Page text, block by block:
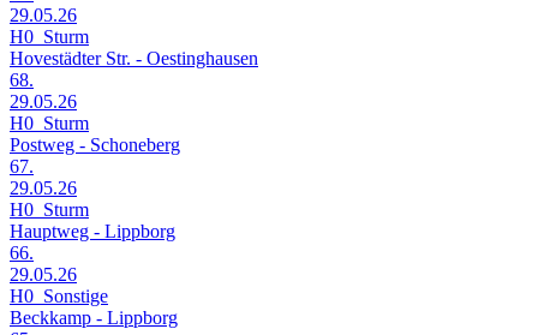
29.05.26
H0_Sturm
Hovestädter Str. - Oestinghausen
68.
29.05.26
H0_Sturm
Postweg - Schoneberg
67.
29.05.26
H0_Sturm
Hauptweg - Lippborg
66.
29.05.26
H0_Sonstige
Beckkamp - Lippborg